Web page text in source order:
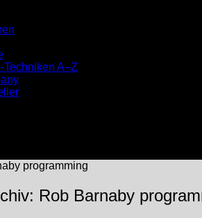
Techniken A–Z
programming
Rob Barnaby